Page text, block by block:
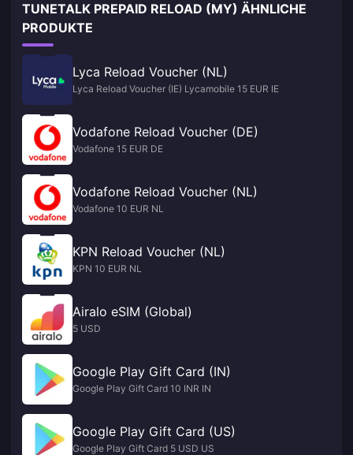
TUNETALK PREPAID RELOAD (MY) ÄHNLICHE
PRODUKTE
Lyca Reload Voucher (NL)
Lyca Reload Voucher (IE) Lycamobile 15 EUR IE
Vodafone Reload Voucher (DE)
Vodafone 15 EUR DE
Vodafone Reload Voucher (NL)
Vodafone 10 EUR NL
KPN Reload Voucher (NL)
KPN 10 EUR NL
Airalo eSIM (Global)
5 USD
Google Play Gift Card (IN)
Google Play Gift Card 10 INR IN
Google Play Gift Card (US)
Google Play Gift Card 5 USD US